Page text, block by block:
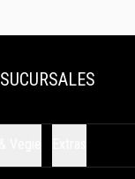
SUCURSALES